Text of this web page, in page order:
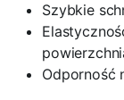
Szybkie
Odporność